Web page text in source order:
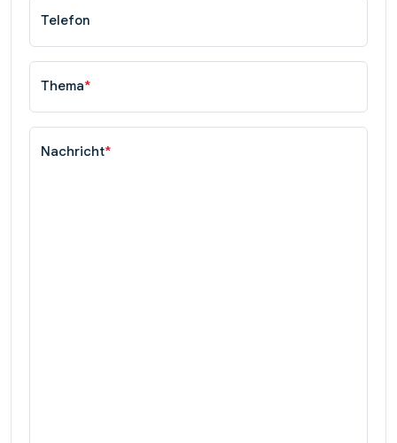
Telefon
Thema*
Nachricht*